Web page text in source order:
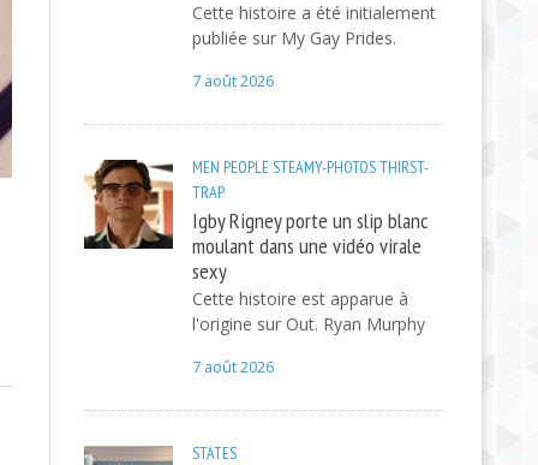
Cette histoire a été initialement
publiée sur My Gay Prides.
7 août 2026
MEN PEOPLESTEAMY-PHOTOSTHIRST-
TRAP
Igby Rigney porte un slip blanc
moulant dans une vidéo virale
sexy
Cette histoire est apparue à
l'origine sur Out. Ryan Murphy
7 août 2026
STATES